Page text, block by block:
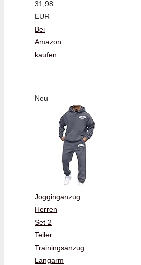
31,98
EUR
Bei
Amazon
kaufen
Neu
Jogginganzug
Herren
Set 2
Teiler
Trainingsanzug
Langarm